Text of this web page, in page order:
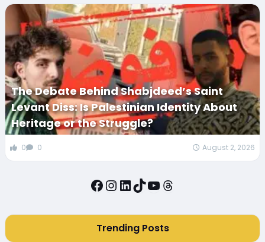
The Debate Behind Shabjdeed’s Saint
Levant Diss: Is Palestinian Identity About
Heritage or the Struggle?
0 0 August 2, 2026
Facebook
Instagram
LinkedIn
TikTok
YouTube
Threads
Trending Posts